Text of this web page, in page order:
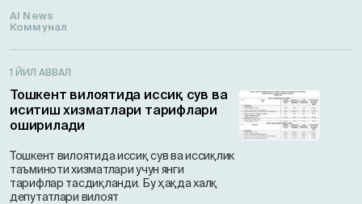
AI News
Коммунал
1 ЙИЛ АВВАЛ
Тошкент вилоятида иссиқ сув ва
иситиш хизматлари тарифлари
оширилади
Тошкент вилоятида иссиқ сув ва иссиқлик
таъминоти хизматлари учун янги
тарифлар тасдиқланди. Бу ҳақда халқ
депутатлари вилоят